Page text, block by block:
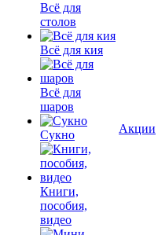
Всё для
столов
Всё для кия
Всё для
шаров
Сукно
Книги,
пособия,
видео
Акции